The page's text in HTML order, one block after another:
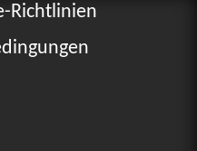
Richtlinien